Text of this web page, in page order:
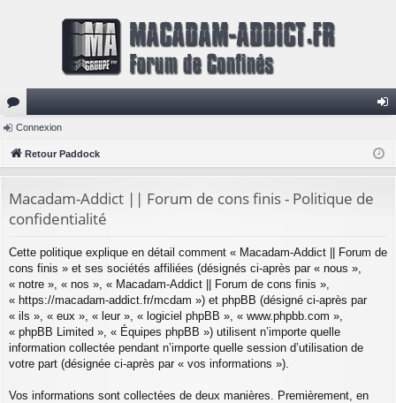
or
u
s
ne
Connexion
Retour Paddock
Macadam-Addict || Forum de cons finis - Politique de
confidentialité
Cette politique explique en détail comment « Macadam-Addict || Forum de
cons finis » et ses sociétés affiliées (désignés ci-après par « nous »,
« notre », « nos », « Macadam-Addict || Forum de cons finis »,
« https://macadam-addict.fr/mcdam ») et phpBB (désigné ci-après par
« ils », « eux », « leur », « logiciel phpBB », « www.phpbb.com »,
« phpBB Limited », « Équipes phpBB ») utilisent n’importe quelle
information collectée pendant n’importe quelle session d’utilisation de
votre part (désignée ci-après par « vos informations »).
Vos informations sont collectées de deux manières. Premièrement, en